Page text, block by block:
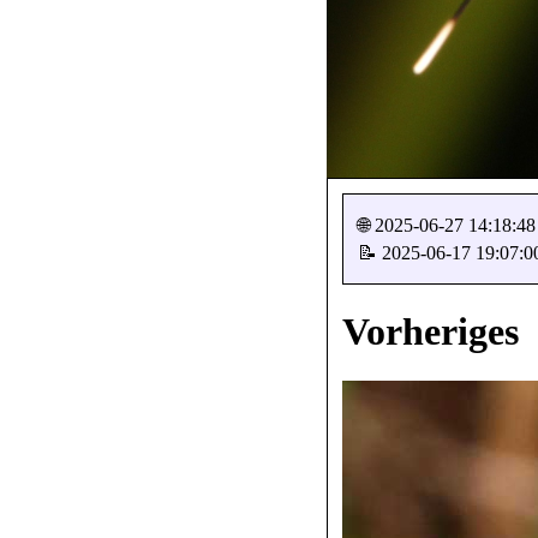
🌐 2025-06-27 14:18:48
📝 2025-06-17
Vorheriges